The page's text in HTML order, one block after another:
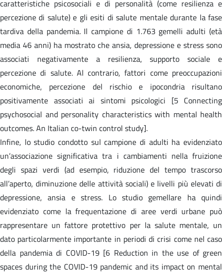
caratteristiche psicosociali e di personalità (come resilienza e
percezione di salute) e gli esiti di salute mentale durante la fase
tardiva della pandemia. Il campione di 1.763 gemelli adulti (età
media 46 anni) ha mostrato che ansia, depressione e stress sono
associati negativamente a resilienza, supporto sociale e
percezione di salute. Al contrario, fattori come preoccupazioni
economiche, percezione del rischio e ipocondria risultano
positivamente associati ai sintomi psicologici [5 Connecting
psychosocial and personality characteristics with mental health
outcomes. An Italian co-twin control study].
Infine, lo studio condotto sul campione di adulti ha evidenziato
un’associazione significativa tra i cambiamenti nella fruizione
degli spazi verdi (ad esempio, riduzione del tempo trascorso
all’aperto, diminuzione delle attività sociali) e livelli più elevati di
depressione, ansia e stress. Lo studio gemellare ha quindi
evidenziato come la frequentazione di aree verdi urbane può
rappresentare un fattore protettivo per la salute mentale, un
dato particolarmente importante in periodi di crisi come nel caso
della pandemia di COVID-19 [6 Reduction in the use of green
spaces during the COVID-19 pandemic and its impact on mental